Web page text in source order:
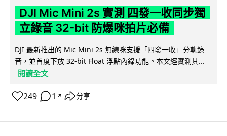
DJI Mic Mini 2s 實測 四發一收同步獨
立錄音 32-bit 防爆咪拍片必備
DJI 最新推出的 Mic Mini 2s 無線咪支援「四發一收」分軌錄
音，並首度下放 32-bit Float 浮點內錄功能。本文經實測其...
閱讀全文
249 1 ↗ 分享